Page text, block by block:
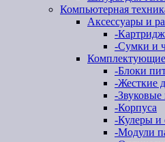
Компьютерная
Аксессуары и
-
-Сумки и
Комплектующие
-Блоки
-Жесткие
-Звуковые
-Корпуса
-Кулеры и
-Модули